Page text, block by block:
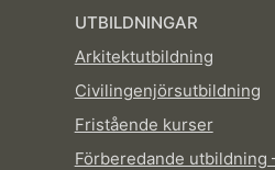
UTBILDNINGAR
Arkitektutbildning
Civilingenjörsutbildning
Fristående kurser
Förberedande utbildning